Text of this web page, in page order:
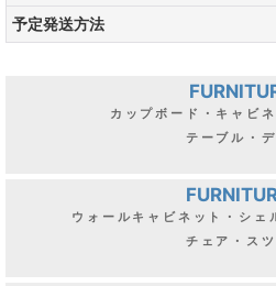
予定発送方法
カップボード・キャビ
テーブル・デ
ウォールキャビネット・シェ
チェア・ス